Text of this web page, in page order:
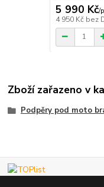
5 990 Kč/
4 950 Kč bez
Zboží zařazeno v
Podpěry pod moto